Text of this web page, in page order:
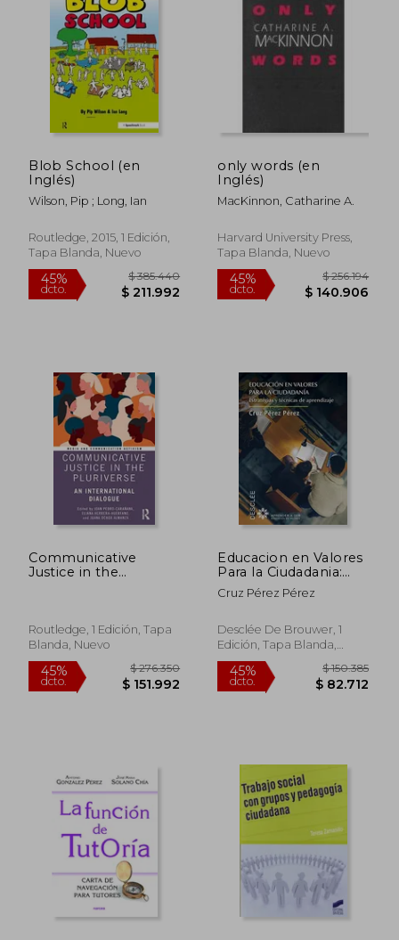
Blob School (en
Inglés)
Wilson, Pip ; Long, Ian
Routledge, 2015, 1 Edición,
Tapa Blanda, Nuevo
45%
dcto.
$ 385.440
$ 211.992
only words (en
Inglés)
MacKinnon, Catharine A.
Harvard University Press,
Tapa Blanda, Nuevo
45%
dcto. $
Communicative
Justice in the
Routledge, 1 Edición, Tapa
Blanda, Nuevo
Educacion en Valores
Para la Ciudadania:
Estrategias y Tecnicas
de Aprendizaje
Cruz Pérez Pérez
Desclée De Brouwer, 1
Edición, Tapa Blanda,
Nuevo